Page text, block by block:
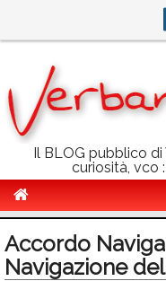
Il BLOG pubblico di
curiosità, vco
Politica
Accordo
Navigazione